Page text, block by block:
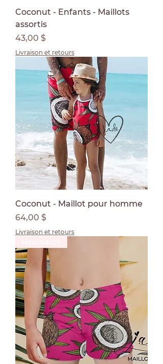
Coconut - Enfants - Maillots
assortis
Prix
43,00 $
Livraison et retours
Coconut - Maillot pour homme
Prix
64,00 $
Livraison et retours